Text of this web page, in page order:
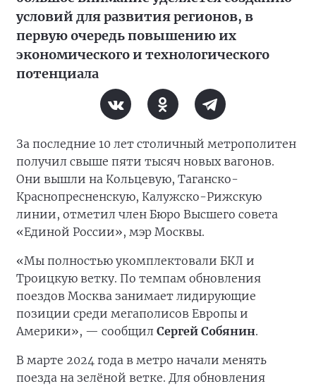
условий для развития регионов, в
первую очередь повышению их
экономического и технологического
потенциала
За последние 10 лет столичный метрополитен
получил свыше пяти тысяч новых вагонов.
Они вышли на Кольцевую, Таганско-
Краснопресненскую, Калужско-Рижскую
линии, отметил член Бюро Высшего совета
«Единой России», мэр Москвы.
«Мы полностью укомплектовали БКЛ и
Троицкую ветку. По темпам обновления
поездов Москва занимает лидирующие
позиции среди мегаполисов Европы и
Америки», — сообщил Сергей Собянин.
В марте 2024 года в метро начали менять
поезда на зелёной ветке. Для обновления